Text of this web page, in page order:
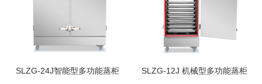
SLZG-24J智能型多功能蒸柜 SLZG-12J 机械型多功能蒸柜